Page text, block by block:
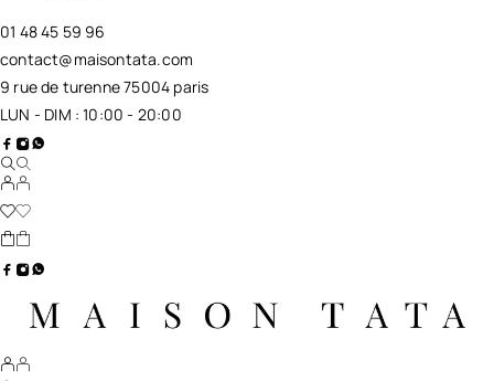
01 48 45 59 96
contact@maisontata.com
9 rue de turenne 75004 paris
LUN - DIM : 10:00 - 20:00